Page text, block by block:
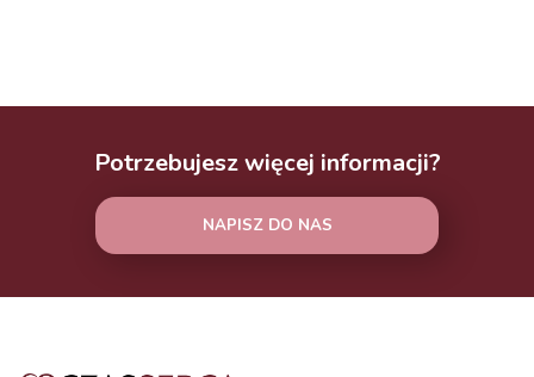
Potrzebujesz więcej informacji?
NAPISZ DO NAS